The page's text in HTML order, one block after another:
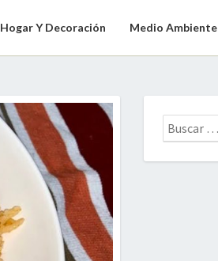
Hogar Y Decoración Medio Ambiente
Buscar: